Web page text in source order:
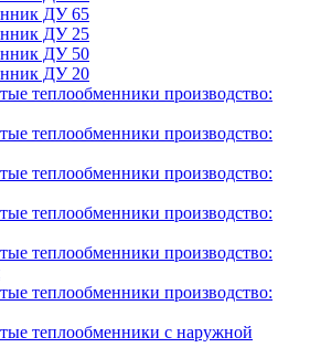
ДУ 65
ДУ 25
ДУ 50
ДУ 20
теплообменники производство:
теплообменники производство:
теплообменники производство:
теплообменники производство:
теплообменники производство:
теплообменники производство:
теплообменники с наружной